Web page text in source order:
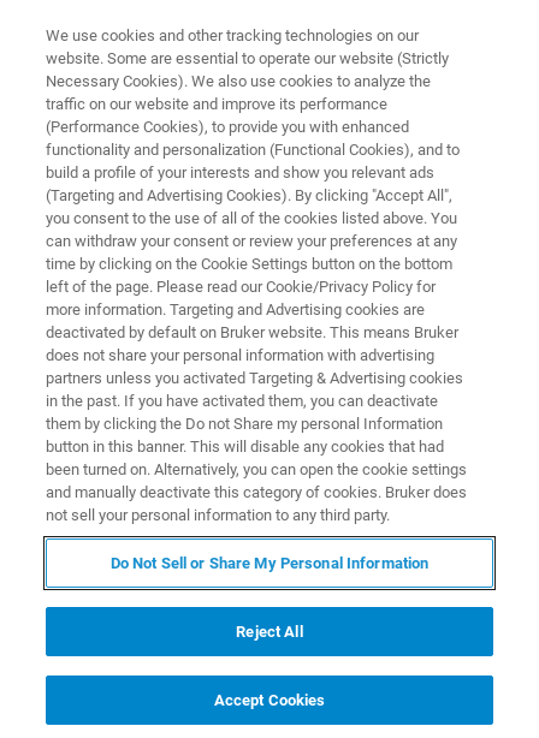
NUCLEAR MAGNETIC RESONANCE (NMR) WEBINAR
固体DNP NMRのご紹介
固体動的核分極 (DNP) NMRはシグナル感度の
著しい増大(しばしば数桁のオーダー)をもた
らし、かつて測定することが想像もできなか
った実験を現実のものにしています。本
Webinarは、DNPを専門としない方、そして
DNP技術やその必要条件、そして、ご自身の
研究分野にどのように適用できるかを学びた
い方にDNP測定をご紹介いたします。 また、
固体DNP NMR構成とともに、様々なサンプル
調製方法や、生体および材料科学の分野での
応用例を交え、DNP測定についてご説明いた
We use cookies and other tracking technologies on our
website. Some are essential to operate our website (Strictly
Necessary Cookies). We also use cookies to analyze the
traffic on our website and improve its performance
(Performance Cookies), to provide you with enhanced
functionality and personalization (Functional Cookies), and to
build a profile of your interests and show you relevant ads
(Targeting and Advertising Cookies). By clicking "Accept All",
you consent to the use of all of the cookies listed above. You
can withdraw your consent or review your preferences at any
time by clicking on the Cookie Settings button on the bottom
left of the page. Please read our Cookie/Privacy Policy for
more information. Targeting and Advertising cookies are
deactivated by default on Bruker website. This means Bruker
does not share your personal information with advertising
partners unless you activated Targeting & Advertising cookies
in the past. If you have activated them, you can deactivate
them by clicking the Do not Share my personal Information
button in this banner. This will disable any cookies that had
been turned on. Alternatively, you can open the cookie settings
and manually deactivate this category of cookies. Bruker does
not sell your personal information to any third party.
Do Not Sell or Share My Personal Information
Reject All
Accept Cookies